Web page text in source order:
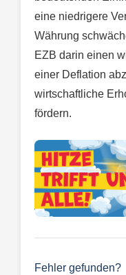
eine niedrigere
Währung
EZB darin einen
einer Deflation
wirtschaftliche
fördern.
Fehler gefunden?